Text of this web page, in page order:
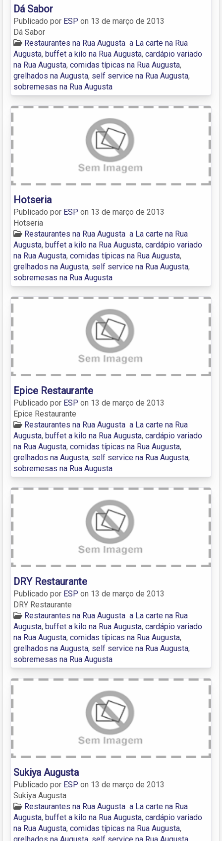
Dá Sabor
Publicado por ESP on 13 de março de 2013
Dá Sabor
Restaurantes na Rua Augusta a La carte na Rua
Augusta, buffet a kilo na Rua Augusta, cardápio variado
na Rua Augusta, comidas típicas na Rua Augusta,
grelhados na Augusta, self service na Rua Augusta,
sobremesas na Rua Augusta
Hotseria
Publicado por ESP on 13 de março de 2013
Hotseria
Restaurantes na Rua Augusta a La carte na Rua
Augusta, buffet a kilo na Rua Augusta, cardápio variado
na Rua Augusta, comidas típicas na Rua Augusta,
grelhados na Augusta, self service na Rua Augusta,
sobremesas na Rua Augusta
Epice Restaurante
Publicado por ESP on 13 de março de 2013
Epice Restaurante
Restaurantes na Rua Augusta a La carte na Rua
Augusta, buffet a kilo na Rua Augusta, cardápio variado
na Rua Augusta, comidas típicas na Rua Augusta,
grelhados na Augusta, self service na Rua Augusta,
sobremesas na Rua Augusta
DRY Restaurante
Publicado por ESP on 13 de março de 2013
DRY Restaurante
Restaurantes na Rua Augusta a La carte na Rua
Augusta, buffet a kilo na Rua Augusta, cardápio variado
na Rua Augusta, comidas típicas na Rua Augusta,
grelhados na Augusta, self service na Rua Augusta,
sobremesas na Rua Augusta
Sukiya Augusta
Publicado por ESP on 13 de março de 2013
Sukiya Augusta
Restaurantes na Rua Augusta a La carte na Rua
Augusta, buffet a kilo na Rua Augusta, cardápio variado
na Rua Augusta, comidas típicas na Rua Augusta,
grelhados na Augusta self service na Rua Augusta